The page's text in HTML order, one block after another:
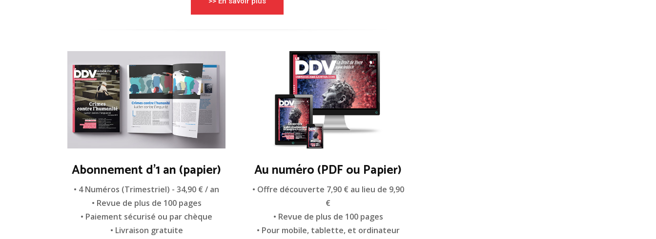
Abonnement d'1 an (papier)
• 4 Numéros (Trimestriel) - 34,90 € / an
• Revue de plus de 100 pages
• Paiement sécurisé ou par chèque
• Livraison gratuite
Au numéro (PDF ou Papier)
• Offre découverte 7,90 € au lieu de 9,90
€
• Revue de plus de 100 pages
• Pour mobile, tablette, et ordinateur